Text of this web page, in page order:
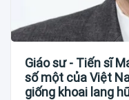
Giáo sư - Tiến sĩ
số một của Việt
giống khoai lang